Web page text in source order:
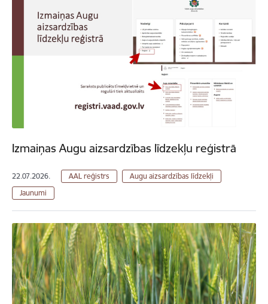
Izmaiņas Augu aizsardzības līdzekļu reģistrā
22.07.2026. AAL reģistrs
Augu aizsardzības līdzekļi
Jaunumi